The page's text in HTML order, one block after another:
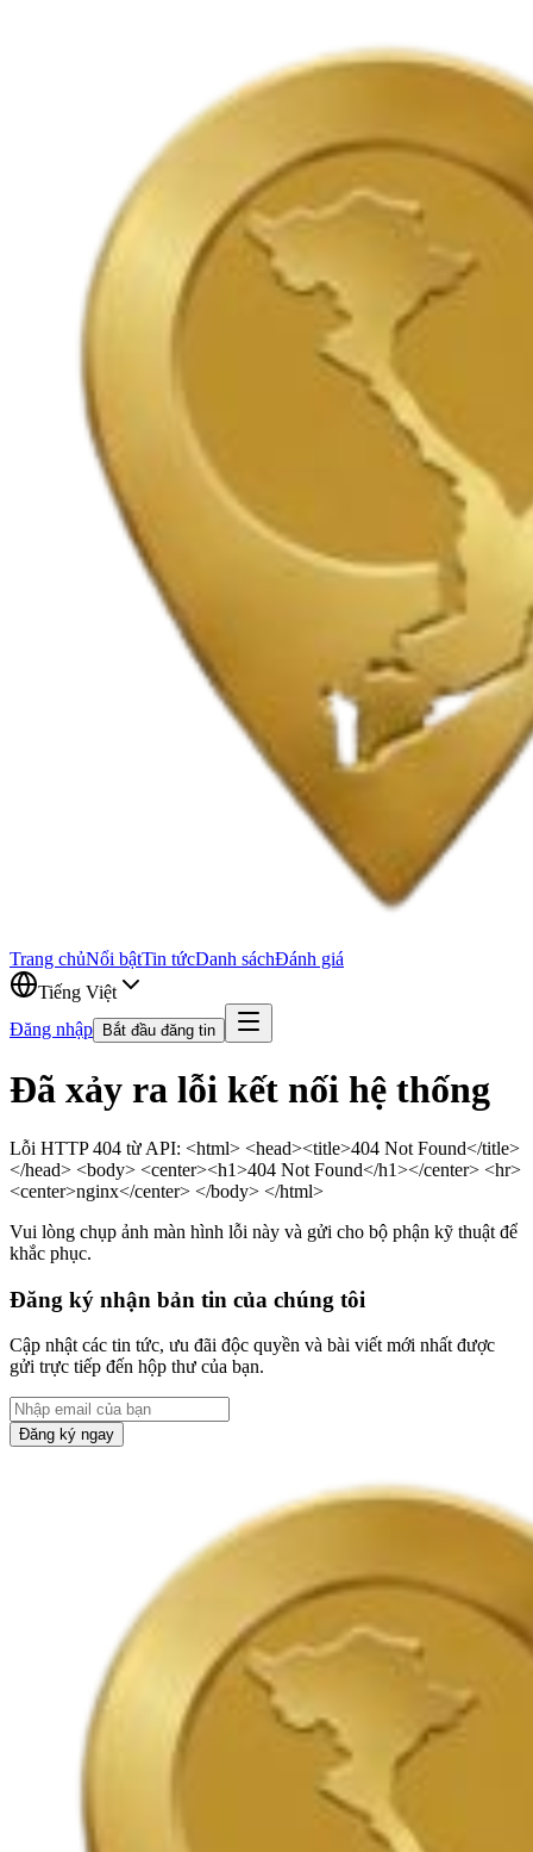
Trang chủNổi bậtTin tứcDanh sáchĐánh giá
Tiếng Việt
Đăng nhập
Bắt đầu đăng tin
Đã xảy ra lỗi kết nối hệ thống
Lỗi HTTP 404 từ API: <html> <head><title>404 Not Found</title>
</head> <body> <center><h1>404 Not Found</h1></center> <hr>
<center>nginx</center> </body> </html>
Vui lòng chụp ảnh màn hình lỗi này và gửi cho bộ phận kỹ thuật để
khắc phục.
Đăng ký nhận bản tin của chúng tôi
Cập nhật các tin tức, ưu đãi độc quyền và bài viết mới nhất được
gửi trực tiếp đến hộp thư của bạn.
Đăng ký ngay